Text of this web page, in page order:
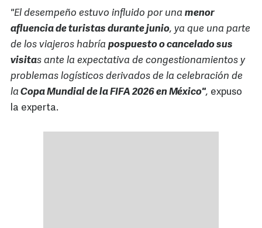
"El desempeño estuvo influido por una menor
afluencia de turistas durante junio, ya que una parte
de los viajeros habría pospuesto o cancelado sus
visitas ante la expectativa de congestionamientos y
problemas logísticos derivados de la celebración de
la Copa Mundial de la FIFA 2026 en México", expuso
la experta.